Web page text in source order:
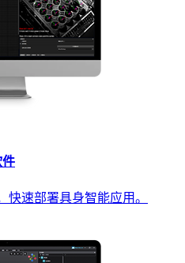
件
速部署具身智能应用。